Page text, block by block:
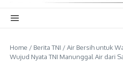
Home / Berita TNI /Air Bersih untuk
Wujud Nyata TNI Manunggal Air dari